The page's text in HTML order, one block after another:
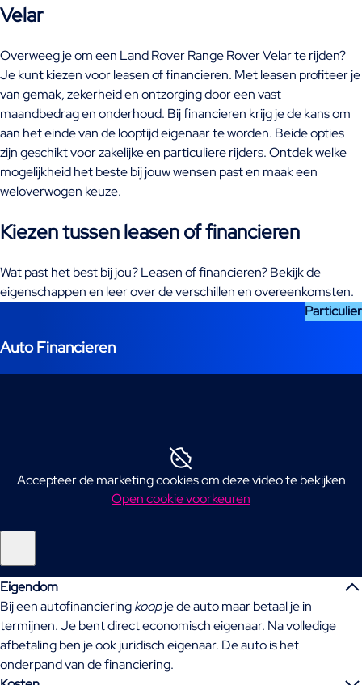
Velar
Overweeg je om een Land Rover Range Rover Velar te rijden?
Je kunt kiezen voor leasen of financieren. Met leasen profiteer je
van gemak, zekerheid en ontzorging door een vast
maandbedrag en onderhoud. Bij financieren krijg je de kans om
aan het einde van de looptijd eigenaar te worden. Beide opties
zijn geschikt voor zakelijke en particuliere rijders. Ontdek welke
mogelijkheid het beste bij jouw wensen past en maak een
weloverwogen keuze.
Kiezen tussen leasen of financieren
Wat past het best bij jou? Leasen of financieren? Bekijk de
eigenschappen en leer over de verschillen en overeenkomsten.
Particulier
Auto Financieren
Accepteer de marketing cookies om deze video te bekijken
Open cookie voorkeuren
Eigendom
Bij een autofinancieringkoopje de auto maar betaal je in
termijnen. Je bent direct economisch eigenaar. Na volledige
afbetaling ben je ook juridisch eigenaar. De auto is het
onderpand van de financiering.